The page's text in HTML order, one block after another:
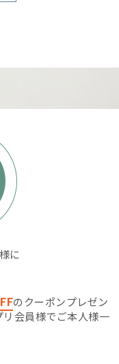
に
のクーポンプレゼン
会員様でご本人様一